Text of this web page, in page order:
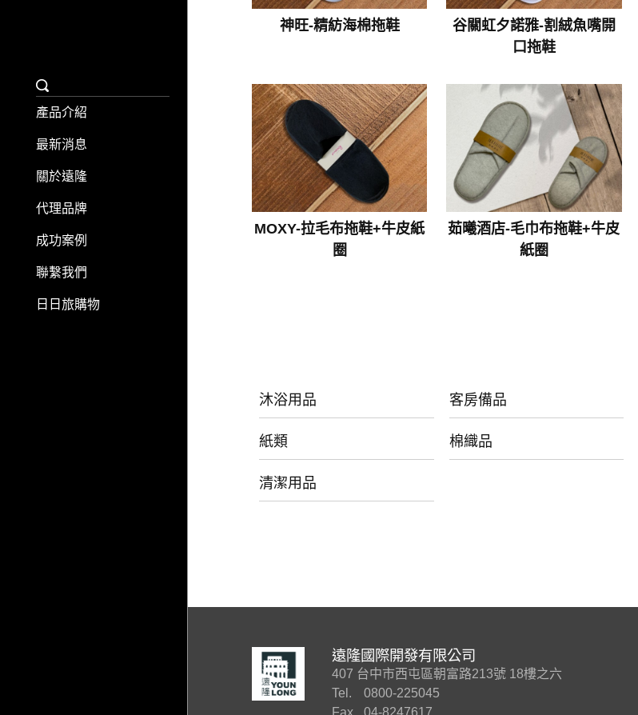
產品介紹
最新消息
關於遠隆
代理品牌
成功案例
聯繫我們
日日旅購物
神旺-精紡海棉拖鞋
谷關虹夕諾雅-割絨魚嘴開
口拖鞋
MOXY-拉毛布拖鞋+牛皮紙
圈
茹曦酒店-毛巾布拖鞋+牛皮
紙圈
沐浴用品 客房備品
紙類 棉織品
清潔用品
遠隆國際開發有限公司
407 台中市西屯區朝富路213號 18樓之六
Tel.
0800-225045
Fax.
04-8247617